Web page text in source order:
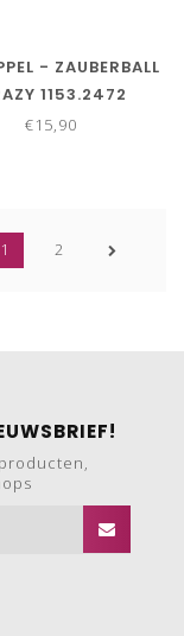
- ZAUBERBALL
1153.2472
€15,90
1 2